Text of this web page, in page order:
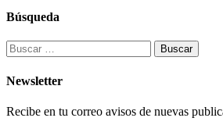
Búsqueda
Buscar:
Newsletter
Recibe en tu correo avisos de nuevas